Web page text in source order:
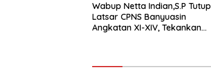
Wabup Netta Indian,S.P Tutup
Latsar CPNS Banyuasin
Angkatan XI-XIV, Tekankan